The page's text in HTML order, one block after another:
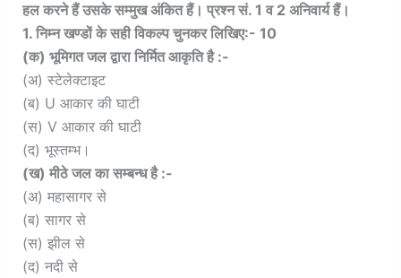
हल करने हैं उसके सम्मुख अंकित हैं। प्रश्न सं. 1 व 2 अनिवार्य हैं।
1. निम्न खण्डों के सही विकल्प चुनकर लिखिए:- 10
(क) भूमिगत जल द्वारा निर्मित आकृति है :-
(अ) स्टेलेक्टाइट
(ब) U आकार की घाटी
(स) V आकार की घाटी
(द) भूस्तम्भ।
(ख) मीठे जल का सम्बन्ध है :-
(अ) महासागर से
(ब) सागर से
(स) झील से
(द) नदी से